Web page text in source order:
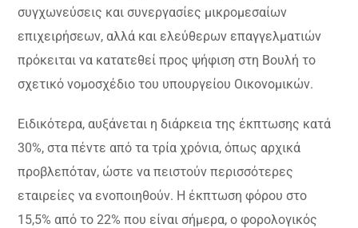
συγχωνεύσεις και συνεργασίες μικρομεσαίων
επιχειρήσεων, αλλά και ελεύθερων επαγγελματιών
πρόκειται να κατατεθεί προς ψήφιση στη Βουλή το
σχετικό νομοσχέδιο του υπουργείου Οικονομικών.
Ειδικότερα, αυξάνεται η διάρκεια της έκπτωσης κατά
30%, στα πέντε από τα τρία χρόνια, όπως αρχικά
προβλεπόταν, ώστε να πειστούν περισσότερες
εταιρείες να ενοποιηθούν. Η έκπτωση φόρου στο
15,5% από το 22% που είναι σήμερα, ο φορολογικός